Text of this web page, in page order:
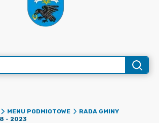
MENU PODMIOTOWE
RADA GMINY
- 2023